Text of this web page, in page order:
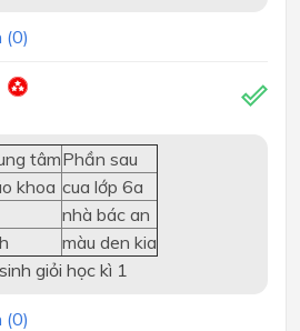
(0)
tâmPhần sau
khoa cua lớp 6a
nhà bác an
màu den kia
giỏi học kì 1
(0)